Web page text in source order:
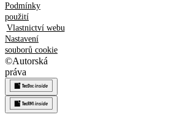
Podmínky
použití
Vlastnictví webu
Nastavení
souborů cookie
©Autorská
práva